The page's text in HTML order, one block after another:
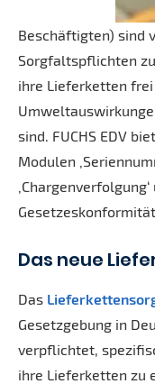
Beschäftigten) sind
Sorgfaltspflichten
ihre Lieferketten
sind. FUCHS EDV
Modulen
Das neue
Das
Gesetzgebung in
verpflichtet,
ihre Lieferketten zu